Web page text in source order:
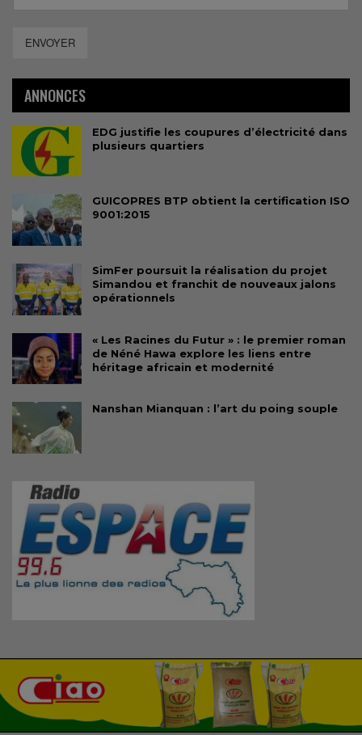
ENVOYER
ANNONCES
EDG justifie les coupures d’électricité dans
plusieurs quartiers
GUICOPRES BTP obtient la certification ISO
9001:2015
SimFer poursuit la réalisation du projet
Simandou et franchit de nouveaux jalons
opérationnels
« Les Racines du Futur » : le premier roman
de Néné Hawa explore les liens entre
héritage africain et modernité
Nanshan Mianquan : l’art du poing souple